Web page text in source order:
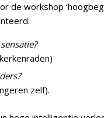
de workshop
zelf).